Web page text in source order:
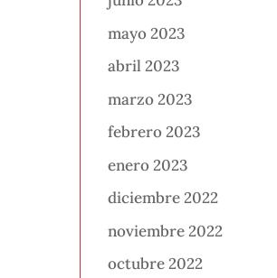
mayo 2023
abril 2023
marzo 2023
febrero 2023
enero 2023
diciembre 2022
noviembre 2022
octubre 2022